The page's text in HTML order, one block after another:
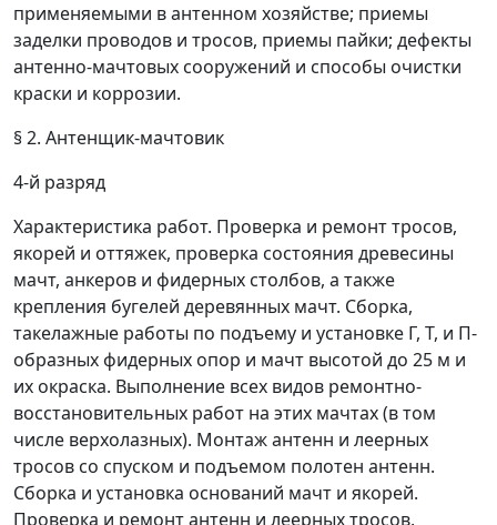
применяемыми в антенном хозяйстве; приемы
заделки проводов и тросов, приемы пайки; дефекты
антенно-мачтовых сооружений и способы очистки
краски и коррозии.
§ 2. Антенщик-мачтовик
4-й разряд
Характеристика работ. Проверка и ремонт тросов,
якорей и оттяжек, проверка состояния древесины
мачт, анкеров и фидерных столбов, а также
крепления бугелей деревянных мачт. Сборка,
такелажные работы по подъему и установке Г, Т, и П-
образных фидерных опор и мачт высотой до 25 м и
их окраска. Выполнение всех видов ремонтно-
восстановительных работ на этих мачтах (в том
числе верхолазных). Монтаж антенн и леерных
тросов со спуском и подъемом полотен антенн.
Сборка и установка оснований мачт и якорей.
Проверка и ремонт антенн и леерных тросов.